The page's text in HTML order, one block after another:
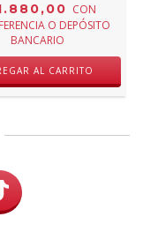
CON
O DEPÓSITO
BANCARIO